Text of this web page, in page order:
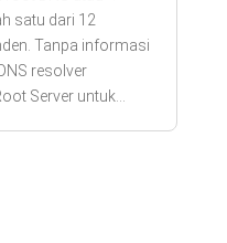
satu dari 12
Tanpa informasi
resolver
Server untuk...